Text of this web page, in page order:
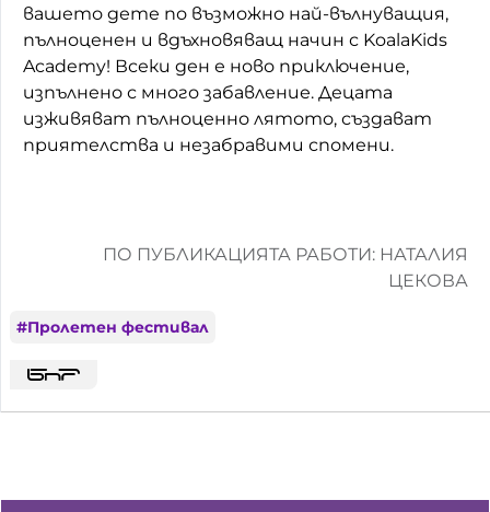
вашето дете по възможно най-вълнуващия,
пълноценен и вдъхновяващ начин с KoalaKids
Academy! Всеки ден е ново приключение,
изпълнено с много забавление. Децата
изживяват пълноценно лятото, създават
приятелства и незабравими спомени.
ПО ПУБЛИКАЦИЯТА РАБОТИ: НАТАЛИЯ
ЦЕКОВА
#Пролетен фестивал